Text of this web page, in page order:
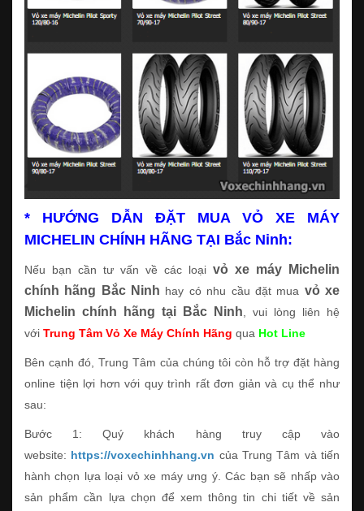
* HƯỚNG DẪN ĐẶT MUA VỎ XE MÁY
MICHELIN CHÍNH HÃNG TẠI Bắc Ninh:
Nếu bạn cần tư vấn về các loại vỏ xe máy Michelin
chính hãng Bắc Ninh hay có nhu cầu đặt mua vỏ xe
Michelin chính hãng tại Bắc Ninh, vui lòng liên hệ
với Trung Tâm Vỏ Xe Máy Chính Hãng qua Hot Line
Bên cạnh đó, Trung Tâm của chúng tôi còn hỗ trợ đặt hàng
online tiện lợi hơn với quy trình rất đơn giản và cụ thể như
sau:
Bước 1: Quý khách hàng truy cập vào
website: https://voxechinhhang.vn của Trung Tâm và tiến
hành chọn lựa loại vỏ xe máy ưng ý. Các bạn sẽ nhấp vào
sản phẩm cần lựa chọn để xem thông tin chi tiết về sản